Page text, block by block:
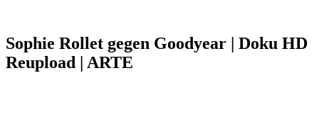
Sophie Rollet gegen Goodyear | Doku HD
Reupload | ARTE